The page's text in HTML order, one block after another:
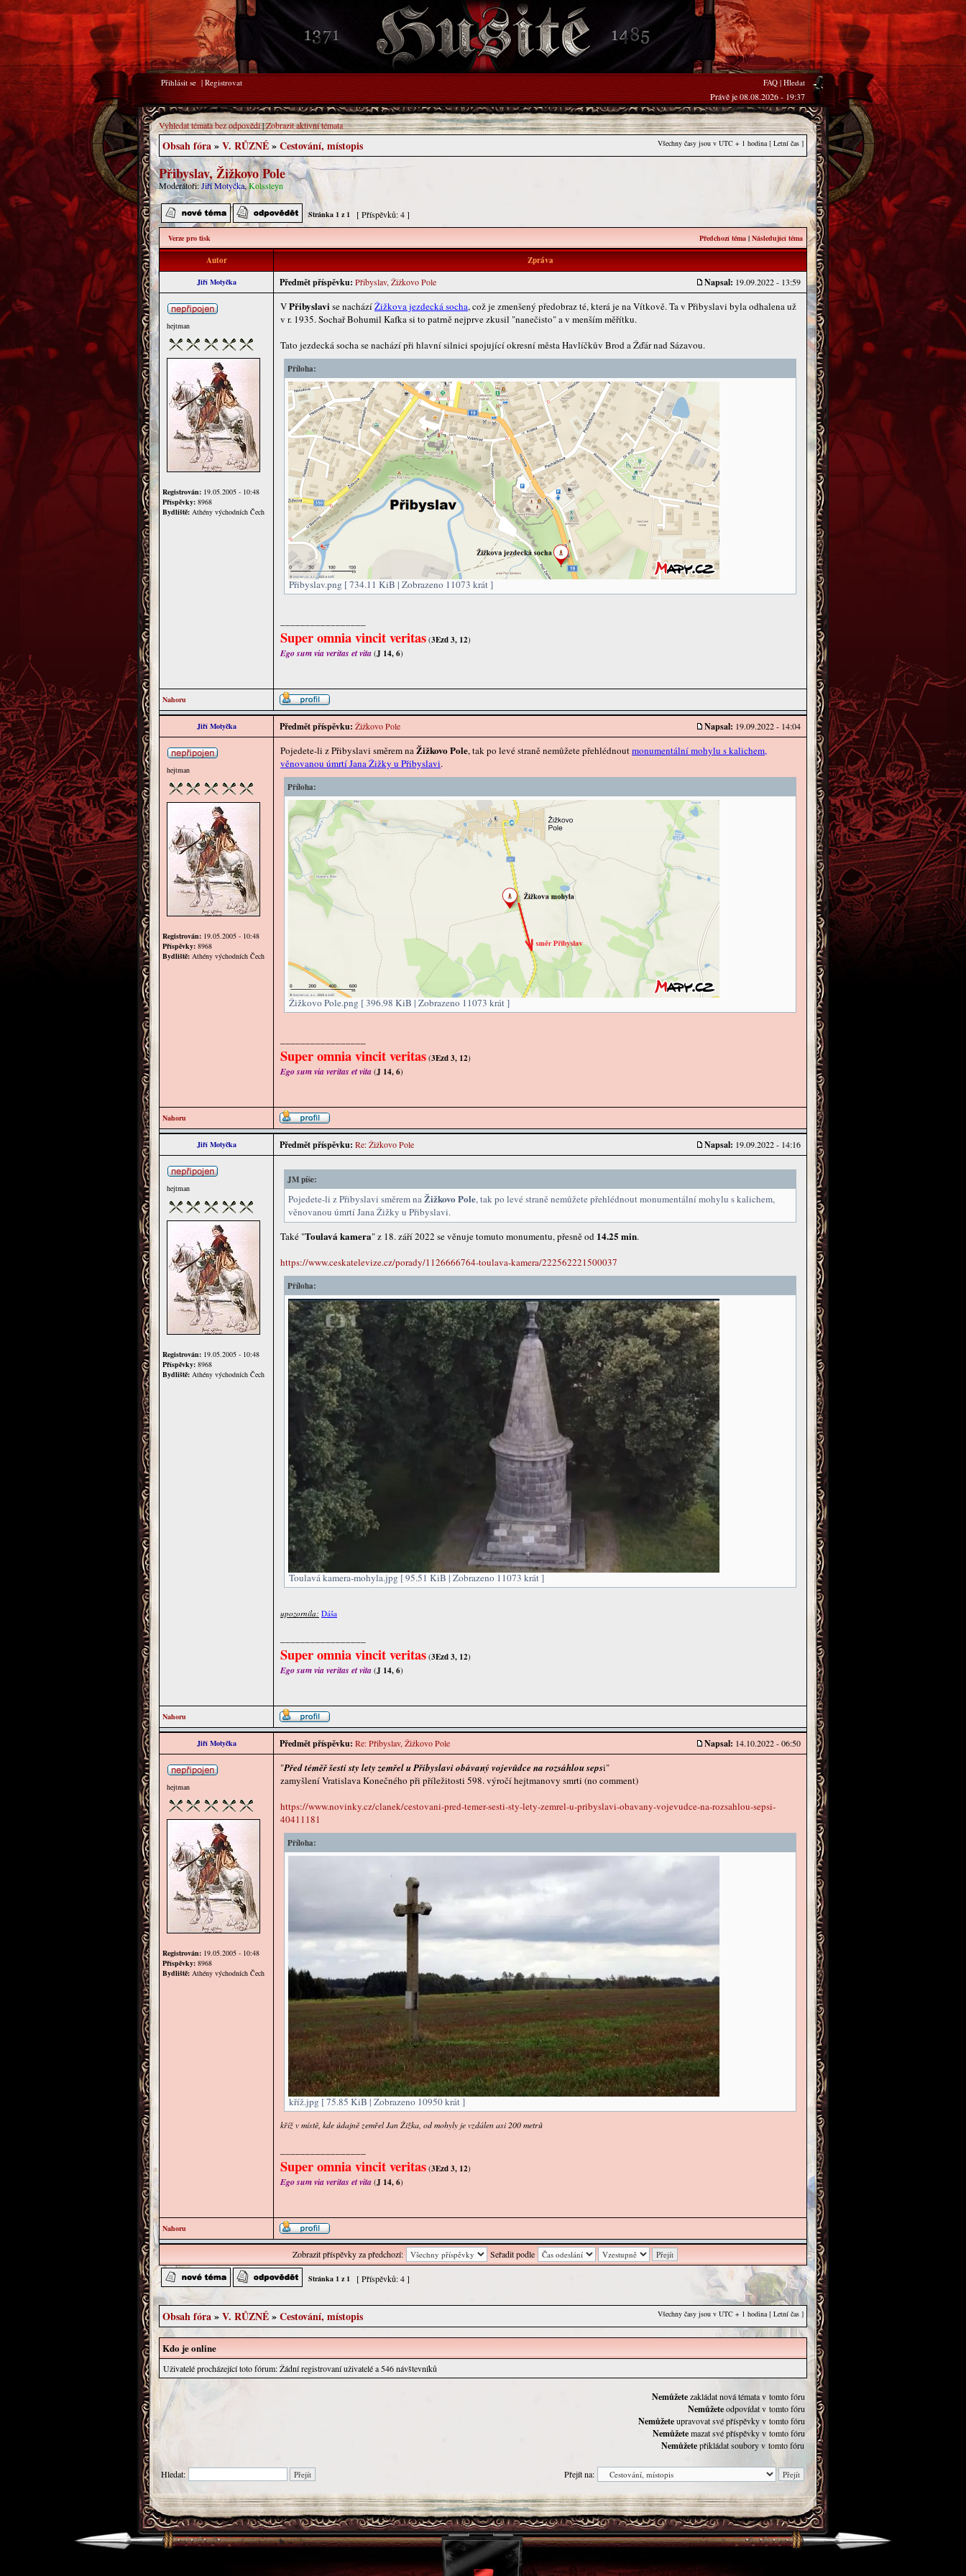
Přihlásit se | Registrovat FAQ | Hledat
Právě je 08.08.2026 - 19:37
Vyhledat témata bez odpovědí|Zobrazit aktivní témata
Obsah fóra»V. RŮZNÉ»Cestování, místopis Všechny časy jsou v UTC + 1 hodina [ Letní čas ]
Přibyslav, Žižkovo Pole
Moderátoři:Jiří Motyčka,Kolssteyn
Stránka 1 z 1 [ Příspěvků: 4 ]
Verze pro tisk Předchozí téma | Následující téma
Autor Zpráva
Jiří Motyčka Předmět příspěvku: Přibyslav, Žižkovo Pole Napsal: 19.09.2022 - 13:59
hejtman
Registrován: 19.05.2005 - 10:48
Příspěvky: 8968
Bydliště: Athény východních Čech
VPřibyslavise nacházíŽižkova jezdecká socha, což je zmenšený předobraz té, která je na Vítkově. Ta v Přibyslavi byla odhalena už
v r. 1935. Sochař Bohumil Kafka si to patrně nejprve zkusil "nanečisto" a v menším měřítku.
Tato jezdecká socha se nachází při hlavní silnici spojující okresní města Havlíčkův Brod a Žďár nad Sázavou.
Příloha:
Přibyslav.png [ 734.11 KiB | Zobrazeno 11073 krát ]
Super omnia vincit veritas (3Ezd 3, 12)
Ego sum via veritas et vita (J 14, 6)
Nahoru
Jiří Motyčka Předmět příspěvku: Žižkovo Pole Napsal: 19.09.2022 - 14:04
hejtman
Registrován: 19.05.2005 - 10:48
Příspěvky: 8968
Bydliště: Athény východních Čech
Pojedete-li z Přibyslavi směrem naŽižkovo Pole, tak po levé straně nemůžete přehlédnoutmonumentální mohylu s kalichem,
věnovanou úmrtí Jana Žižky u Přibyslavi.
Příloha:
Žižkovo Pole.png [ 396.98 KiB | Zobrazeno 11073 krát ]
Super omnia vincit veritas (3Ezd 3, 12)
Ego sum via veritas et vita (J 14, 6)
Nahoru
Jiří Motyčka Předmět příspěvku: Re: Žižkovo Pole Napsal: 19.09.2022 - 14:16
hejtman
Registrován: 19.05.2005 - 10:48
Příspěvky: 8968
Bydliště: Athény východních Čech
JM píše:
Pojedete-li z Přibyslavi směrem naŽižkovo Pole, tak po levé straně nemůžete přehlédnout monumentální mohylu s kalichem,
věnovanou úmrtí Jana Žižky u Přibyslavi.
Také "Toulavá kamera" z 18. září 2022 se věnuje tomuto monumentu, přesně od 14.25 min.
https://www.ceskatelevize.cz/porady/1126666764-toulava-kamera/222562221500037
Příloha:
Toulavá kamera-mohyla.jpg [ 95.51 KiB | Zobrazeno 11073 krát ]
upozornila: Dáša
Super omnia vincit veritas (3Ezd 3, 12)
Ego sum via veritas et vita (J 14, 6)
Nahoru
Jiří Motyčka Předmět příspěvku: Re: Přibyslav, Žižkovo Pole Napsal: 14.10.2022 - 06:50
hejtman
Registrován: 19.05.2005 - 10:48
Příspěvky: 8968
Bydliště: Athény východních Čech
"Před téměř šesti sty lety zemřel u Přibyslavi obávaný vojevůdce na rozsáhlou sepsi"
zamyšlení Vratislava Konečného při příležitosti 598. výročí hejtmanovy smrti (no comment)
https://www.novinky.cz/clanek/cestovani-pred-temer-sesti-sty-lety-zemrel-u-pribyslavi-obavany-vojevudce-na-rozsahlou-sepsi-
40411181
Příloha:
kříž.jpg [ 75.85 KiB | Zobrazeno 10950 krát ]
kříž v místě, kde údajně zemřel Jan Žižka, od mohyly je vzdálen asi 200 metrů
Super omnia vincit veritas (3Ezd 3, 12)
Ego sum via veritas et vita (J 14, 6)
Nahoru
Zobrazit příspěvky za předchozí: Seřadit podle
Stránka 1 z 1 [ Příspěvků: 4 ]
Obsah fóra»V. RŮZNÉ»Cestování, místopis Všechny časy jsou v UTC + 1 hodina [ Letní čas ]
Kdo je online
Uživatelé procházející toto fórum: Žádní registrovaní uživatelé a 546 návštevníků
Nemůžetezakládat nová témata v tomto fóru
Nemůžeteodpovídat v tomto fóru
Nemůžeteupravovat své příspěvky v tomto fóru
Nemůžetemazat své příspěvky v tomto fóru
Nemůžetepřikládat soubory v tomto fóru
Hledat: Přejít na: